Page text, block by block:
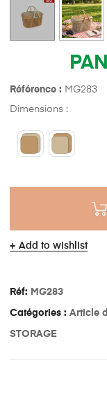
Référence : MG283
Dimensions :
Add to wishlist
Réf: MG283
Catégories : Article
STORAGE